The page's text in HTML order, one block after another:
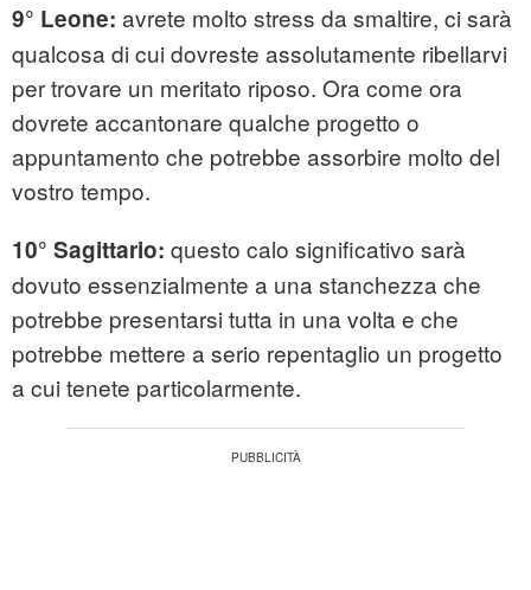
9° Leone: avrete molto stress da smaltire, ci sarà
qualcosa di cui dovreste assolutamente ribellarvi
per trovare un meritato riposo. Ora come ora
dovrete accantonare qualche progetto o
appuntamento che potrebbe assorbire molto del
vostro tempo.
10° Sagittario: questo calo significativo sarà
dovuto essenzialmente a una stanchezza che
potrebbe presentarsi tutta in una volta e che
potrebbe mettere a serio repentaglio un progetto
a cui tenete particolarmente.